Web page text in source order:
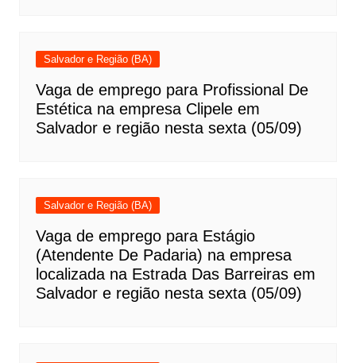
Salvador e Região (BA)
Vaga de emprego para Profissional De
Estética na empresa Clipele em
Salvador e região nesta sexta (05/09)
Salvador e Região (BA)
Vaga de emprego para Estágio
(Atendente De Padaria) na empresa
localizada na Estrada Das Barreiras em
Salvador e região nesta sexta (05/09)